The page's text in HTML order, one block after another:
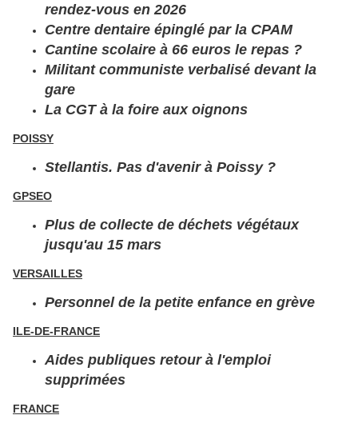
rendez-vous en 2026
Centre dentaire épinglé par la CPAM
Cantine scolaire à 66 euros le repas ?
Militant communiste verbalisé devant la
gare
La CGT à la foire aux oignons
POISSY
Stellantis. Pas d'avenir à Poissy ?
GPSEO
Plus de collecte de déchets végétaux
jusqu'au 15 mars
VERSAILLES
Personnel de la petite enfance en grève
ILE-DE-FRANCE
Aides publiques retour à l'emploi
supprimées
FRANCE